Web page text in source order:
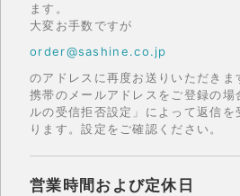
ます。
大変お手数ですが
order@sashine.co.jp
のアドレスに再度お送りいただきま
携帯のメールアドレスをご登録の場
ルの受信拒否設定」によって返信を
ります。設定をご確認ください。
営業時間および定休日